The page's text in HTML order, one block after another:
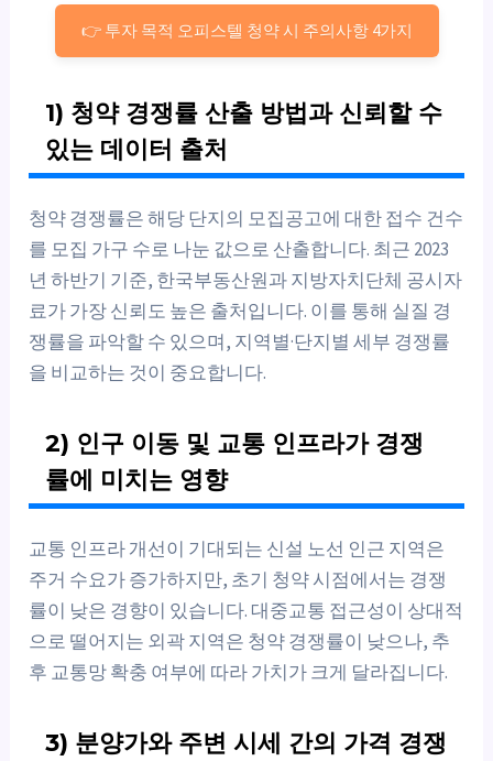
👉 투자 목적 오피스텔 청약 시 주의사항 4가지
1) 청약 경쟁률 산출 방법과 신뢰할 수
있는 데이터 출처
청약 경쟁률은 해당 단지의 모집공고에 대한 접수 건수
를 모집 가구 수로 나눈 값으로 산출합니다. 최근 2023
년 하반기 기준, 한국부동산원과 지방자치단체 공시자
료가 가장 신뢰도 높은 출처입니다. 이를 통해 실질 경
쟁률을 파악할 수 있으며, 지역별·단지별 세부 경쟁률
을 비교하는 것이 중요합니다.
2) 인구 이동 및 교통 인프라가 경쟁
률에 미치는 영향
교통 인프라 개선이 기대되는 신설 노선 인근 지역은
주거 수요가 증가하지만, 초기 청약 시점에서는 경쟁
률이 낮은 경향이 있습니다. 대중교통 접근성이 상대적
으로 떨어지는 외곽 지역은 청약 경쟁률이 낮으나, 추
후 교통망 확충 여부에 따라 가치가 크게 달라집니다.
3) 분양가와 주변 시세 간의 가격 경쟁